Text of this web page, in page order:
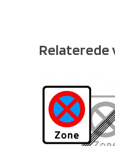
Relaterede